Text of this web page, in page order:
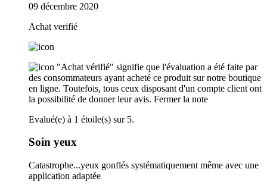
09 décembre 2020
Achat verifié
"Achat vérifié" signifie que l'évaluation a été faite par
des consommateurs ayant acheté ce produit sur notre boutique
en ligne. Toutefois, tous ceux disposant d'un compte client ont
la possibilité de donner leur avis. Fermer la note
Evalué(e) à 1 étoile(s) sur 5.
Soin yeux
Catastrophe...yeux gonflés systématiquement même avec une
application adaptée